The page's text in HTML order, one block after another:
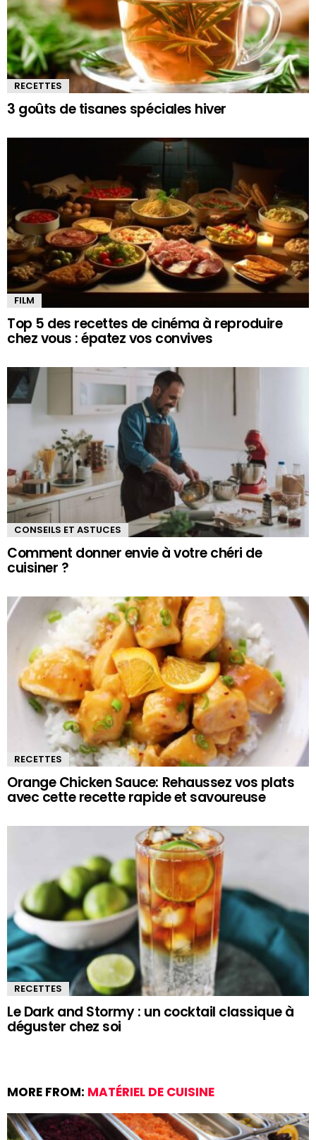
RECETTES
3 goûts de tisanes spéciales hiver
FILM
Top 5 des recettes de cinéma à reproduire
chez vous : épatez vos convives
CONSEILS ET ASTUCES
Comment donner envie à votre chéri de
cuisiner ?
RECETTES
Orange Chicken Sauce: Rehaussez vos plats
avec cette recette rapide et savoureuse
RECETTES
Le Dark and Stormy : un cocktail classique à
déguster chez soi
MORE FROM: MATÉRIEL DE CUISINE